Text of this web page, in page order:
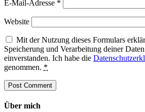
E-Mail-Adresse *
Website
Mit der Nutzung dieses Formulars
Speicherung und Verarbeitung deiner
einverstanden. Ich habe die
genommen. *
Über mich